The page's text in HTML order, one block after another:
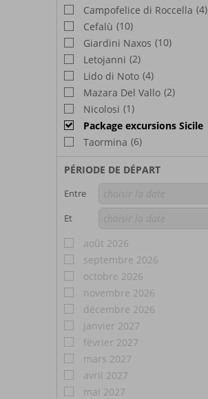
Campofelice di Roccella (4)
Cefalù (10)
Giardini Naxos (10)
Letojanni (2)
Lido di Noto (4)
Mazara Del Vallo (2)
Nicolosi (1)
Package excursions Sicile
Taormina (6)
PÉRIODE DE DÉPART
Entre
Et
août 2026
septembre 2026
octobre 2026
novembre 2026
décembre 2026
janvier 2027
février 2027
mars 2027
avril 2027
mai 2027